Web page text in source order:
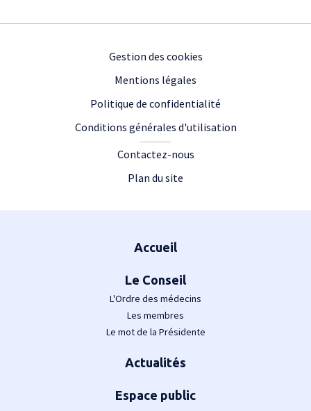
Gestion des cookies
Mentions légales
Politique de confidentialité
Conditions générales d'utilisation
Contactez-nous
Plan du site
Accueil
Le Conseil
L'Ordre des médecins
Les membres
Le mot de la Présidente
Actualités
Espace public